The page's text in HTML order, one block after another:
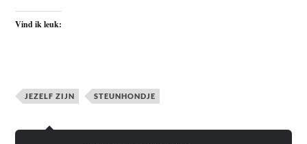
Vind ik leuk:
JEZELF ZIJN STEUNHONDJE